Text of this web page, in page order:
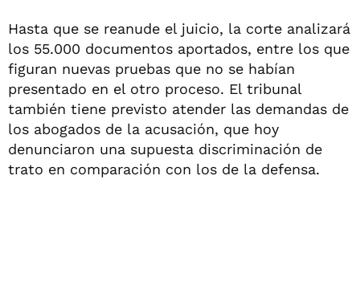
Hasta que se reanude el juicio, la corte analizará
los 55.000 documentos aportados, entre los que
figuran nuevas pruebas que no se habían
presentado en el otro proceso. El tribunal
también tiene previsto atender las demandas de
los abogados de la acusación, que hoy
denunciaron una supuesta discriminación de
trato en comparación con los de la defensa.